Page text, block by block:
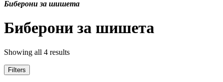
Биберони за шишета
Биберони за шишета
Showing all 4 results
Filters